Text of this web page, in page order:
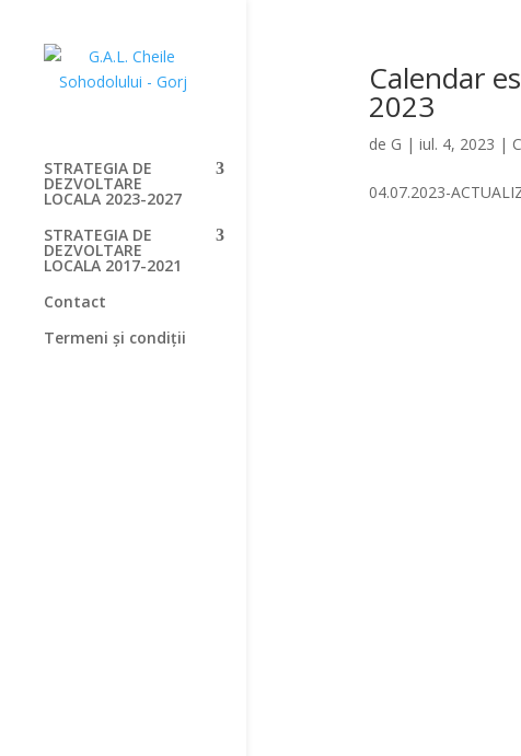
STRATEGIA DE
DEZVOLTARE
LOCALA 2023-2027
STRATEGIA DE
DEZVOLTARE
LOCALA 2017-2021
Contact
Termeni și condiții
Calendar
2023
de G | iul. 4, 2023 |
04.07.2023-